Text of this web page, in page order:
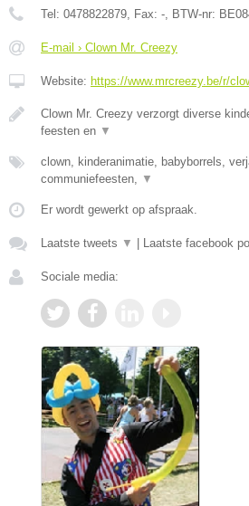
Tel: 0478822879, Fax: -, BTW-nr:
E-mail › Clown Mr. Creezy
Website: https://www.mrcreezy.be/r/
Clown Mr. Creezy verzorgt diverse
feesten en ▼
clown, kinderanimatie, babyborrels,
communiefeesten, ▼
Er wordt gewerkt op afspraak.
Laatste tweets ▼ Laatste facebook
Sociale media: